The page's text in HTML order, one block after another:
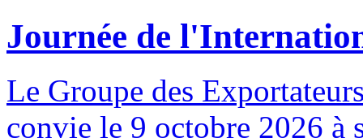
Journée de
Le Groupe des
convie le 9 octobre 2026 à